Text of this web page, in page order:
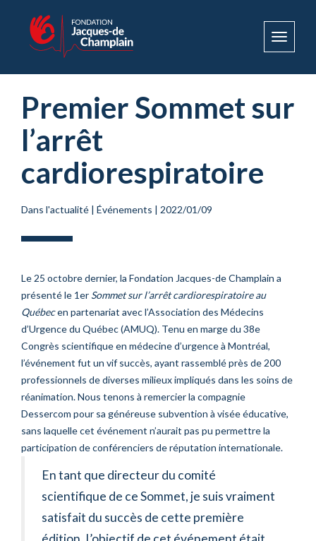
Toggle
Premier Sommet sur
l’arrêt
cardiorespiratoire
Dans l'actualité | Événements | 2022/01/09
Le 25 octobre dernier, la Fondation Jacques-de Champlain a
présenté le 1er Sommet sur l’arrêt cardiorespiratoire au
Québecen partenariat avec l’Association des Médecins
d’Urgence du Québec (AMUQ). Tenu en marge du 38e
Congrès scientifique en médecine d’urgence à Montréal,
l’événement fut un vif succès, ayant rassemblé près de 200
professionnels de diverses milieux impliqués dans les soins de
réanimation. Nous tenons à remercier la compagnie
Dessercom pour sa généreuse subvention à visée éducative,
sans laquelle cet événement n’aurait pas pu permettre la
participation de conférenciers de réputation internationale.
En tant que directeur du comité
scientifique de ce Sommet, je suis vraiment
satisfait du succès de cette première